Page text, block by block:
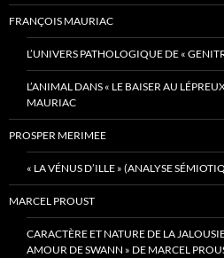
FRANÇOIS MAURIAC
L’UNIVERS PATHOLOGIQUE DE «
L’ANIMAL DANS « LE BAISER AU
MAURIAC
PROSPER MERIMEE
« LA VÉNUS D’ILLE » (ANALYSE
MARCEL PROUST
CARACTÈRE ET NATURE DE LA
AMOUR DE SWANN » DE MARCEL